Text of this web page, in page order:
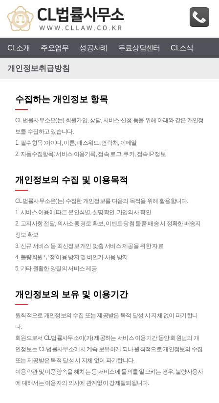
CL소개 주요업무 성공사례 무료상담센터 CL소식
개인정보취급방침
수집하는 개인정보 항목
CL법률사무소은(는) 회원가입, 상담, 서비스 신청 등을 위해 아래와 같은 개인정
보를 수집하고 있습니다.
1. 필수항목 :아이디, 이름, 패스워드, 연락처, 이메일
2. 자동수집항목: 서비스 이용기록, 접속 로그, 쿠키, 접속 IP 정보
개인정보의 수집 및 이용목적
CL법률사무소은(는)수집한 개인정보를 다음의 목적을 위해 활용합니다.
1. 서비스 이용에 따른 본인식별, 실명확인, 가입의사 확인
2. 고지사항 전달, 의사소통 경로 확보, 이벤트 당첨 물품 배송 시 정확한 배송지
정보 확보
3. 신규 서비스 등 최신정보 개인 맞춤 서비스 제공을 위한 자료
4. 불량회원 부정 이용 방지 및 비인가 사용 방지
5. 기타 원활한 양질의 서비스 제공
개인정보의 보유 및 이용기간
원칙적으로 개인정보의 수집 또는 제공받은 목적 달성 시 지체 없이 파기합니
다.
회원으로서 CL법률사무소이(가) 제공하는 서비스 이용기간 동안 회원님의 개
인정보는 'CL법률사무소'에서 계속 보유하게 되나 원칙적으로 개인정보의 수집
또는 제공받은 목적 달성 시 지체 없이 파기합니다.
이용약관 및 미풍양속을 해치는 등 서비스에 물의를 일으키는 경우, 불량사용자
에 대해서는 이용자의 의사에 관계없이 강제탈퇴됩니다.